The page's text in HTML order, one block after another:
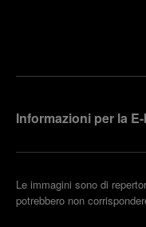
Informazioni per la
Le immagini sono di
potrebbero non